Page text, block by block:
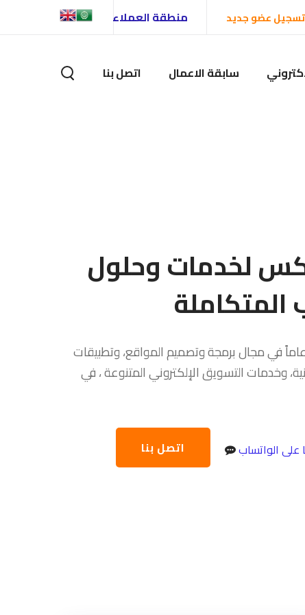
تسجيل عضو جديد منطقة العملاء
سابقة الاعمال اتصل بنا
لخدمات وحلول
المتكاملة
في مجال برمجة وتصميم المواقع، وتطبيقات
وخدمات التسويق الإلكتروني المتنوعة ، في
اتصل بنا على الواتساب